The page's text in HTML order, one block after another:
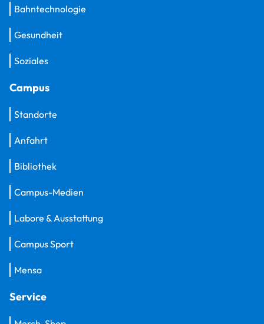
Bahntechnologie
Gesundheit
Soziales
Campus
Standorte
Anfahrt
Bibliothek
Campus-Medien
Labore & Ausstattung
Campus Sport
Mensa
Service